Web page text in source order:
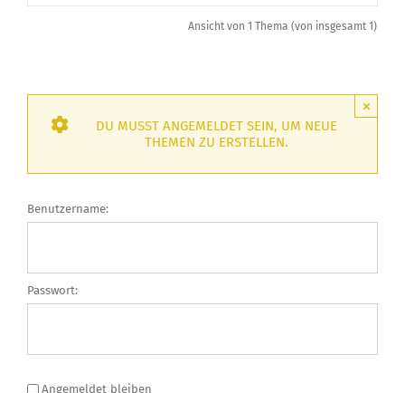
Ansicht von 1 Thema (von insgesamt 1)
×
DU MUSST ANGEMELDET SEIN, UM NEUE
THEMEN ZU ERSTELLEN.
Benutzername:
Passwort:
Angemeldet bleiben